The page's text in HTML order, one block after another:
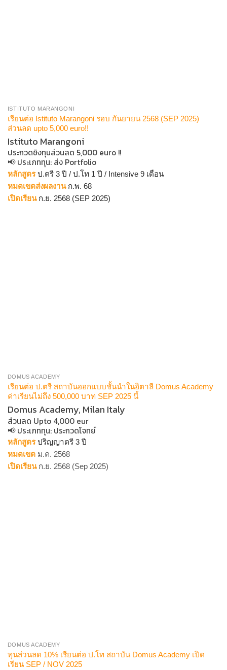
ISTITUTO MARANGONI
เรียนต่อ Istituto Marangoni รอบ กันยายน 2568 (SEP 2025)
ส่วนลด upto 5,000 euro!!
Istituto Marangoni
ประกวดชิงทุนส่วนลด 5,000 euro !!
📢 ประเภททุน: ส่ง Portfolio
หลักสูตรป.ตรี 3 ปี / ป.โท 1 ปี / Intensive 9 เดือน
หมดเขตส่งผลงาน ก.พ. 68
เปิดเรียนก.ย. 2568 (SEP 2025)
DOMUS ACADEMY
เรียนต่อ ป.ตรี สถาบันออกแบบชั้นนำในอิตาลี Domus Academy
ค่าเรียนไม่ถึง 500,000 บาท SEP 2025 นี้
Domus Academy, Milan Italy
ส่วนลด Upto 4,000 eur
📢 ประเภททุน​: ประกวดโจทย์
หลักสูตร ปริญญาตรี 3 ปี
หมดเขตม.ค. 2568
เปิดเรียนก.ย. 2568 (Sep 2025)
DOMUS ACADEMY
ทุนส่วนลด 10% เรียนต่อ ป.โท สถาบัน Domus Academy เปิด
เรียน SEP / NOV 2025